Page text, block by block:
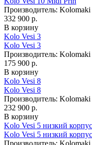
Производитель: Kolomaki
332 900 р.
В корзину
Kolo Vesi 3
Kolo Vesi 3
Производитель: Kolomaki
175 900 р.
В корзину
Kolo Vesi 8
Kolo Vesi 8
Производитель: Kolomaki
232 900 р.
В корзину
Kolo Vesi 5 низкий корпус
Kolo Vesi 5 низкий корпус